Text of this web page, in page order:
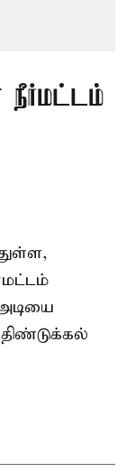
நீர்மட்டம்